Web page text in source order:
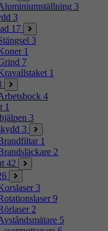
3
3
17
3
1
7
1
4
1
3
3
1
2
42
3
9
2
5